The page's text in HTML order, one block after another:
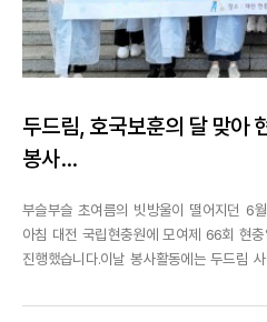
두드림, 호국보훈의 달 맞아
봉사...
부슬부슬 초여름의 빗방울이 떨어지던 6
아침 대전 국립현충원에 모여제 66회 현
진행했습니다.이날 봉사활동에는 두드림
여현충탑 참배를 시작으로 묘역 주변 정비